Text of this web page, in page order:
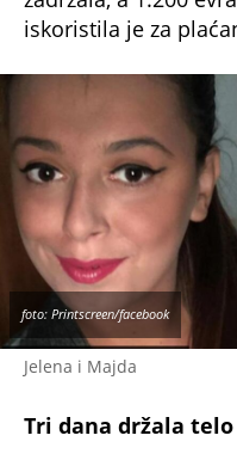
Jelena i Majda
foto: Printscreen/facebook